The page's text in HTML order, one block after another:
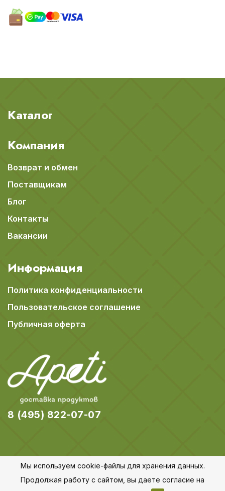
Каталог
Компания
Возврат и обмен
Поставщикам
Блог
Контакты
Вакансии
Информация
Политика конфиденциальности
Пользовательское соглашение
Публичная оферта
8 (495) 822-07-07
© 2018-2026 Apeti.ru,Карта сайта
Мы используем cookie-файлы для хранения данных.
Продолжая работу с сайтом, вы даете согласие на